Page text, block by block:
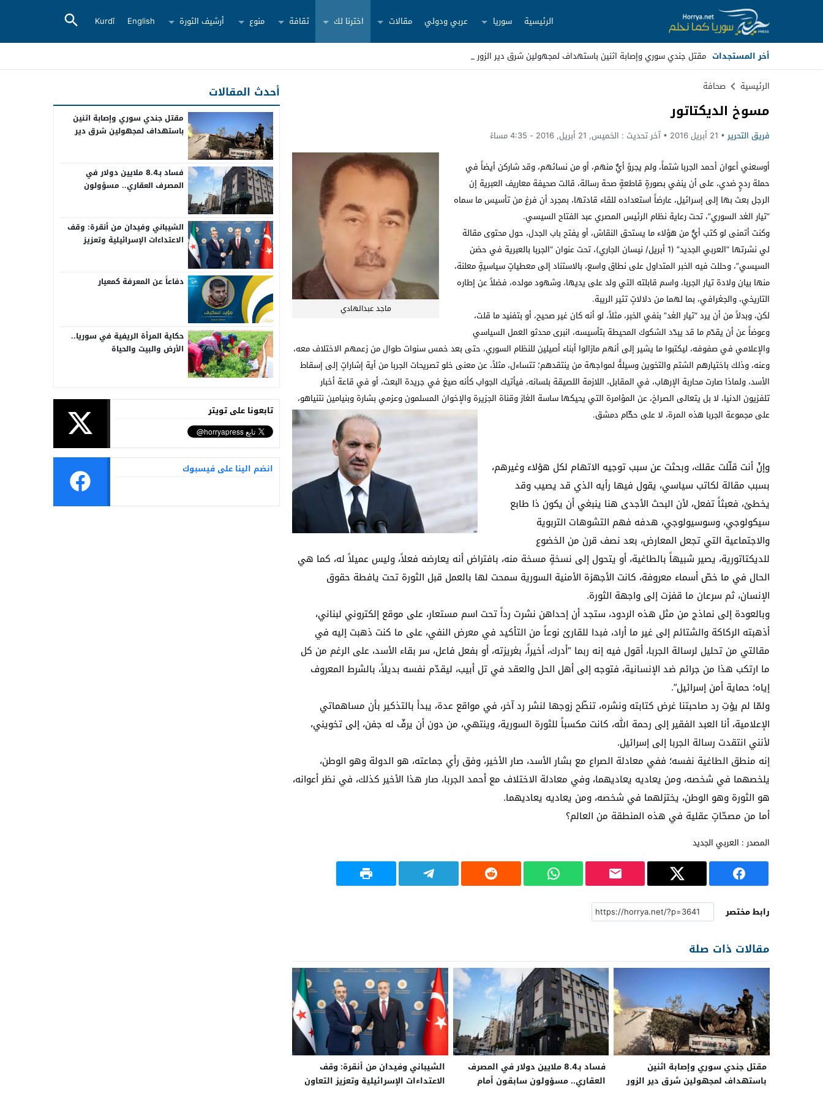
الرئيسية سوريا عربي ودولي مقالات اخترنا لك ثقافة منوع أرشيف الثورة English
Kurdî
أخر المستجدات مقتل جندي سوري وإصابة اثنين باستهداف لمجهولين شرق دير الزور
Stop
Previous
Next
الرئيسية صحافة
مسوخ الديكتاتور
فريق التحرير 21 أبريل 2016 آخر تحديث : الخميس, 21 أبريل, 2016 - 4:35 مساءً
ماجد عبدالهادي
أوسعني أعوان أحمد الجربا شتماً، ولم يجرؤ أيٌّ منهم، أو من نسائهم، وقد شاركن أيضاً في
حملة ردحٍ ضدي، على أن ينفي بصورةٍ قاطعةٍ صحة رسالة، قالت صحيفة معاريف العبرية إن
الرجل بعث بها إلى إسرائيل، عارضاً استعداده للقاء قادتها، بمجرد أن فرغ من تأسيس ما سماه
“تيار الغد السوري”، تحت رعاية نظام الرئيس المصري عبد الفتاح السيسي.
وكنت أتمنى لو كتب أيٌّ من هؤلاء ما يستحق النقاش، أو يفتح باب الجدل، حول محتوى مقالة
لي نشرتها “العربي الجديد” (1 أبريل/ نيسان الجاري)، تحت عنوان “الجربا بالعبرية في حضن
السيسي”، وحللت فيه الخبر المتداول على نطاق واسع، بالاستناد إلى معطياتٍ سياسيةٍ معلنة،
منها بيان ولادة تيار الجربا، واسم قابلته التي ولد على يديها، وشهود مولده، فضلاً عن إطاره
التاريخي، والجغرافي، بما لهما من دلالاتٍ تثير الريبة.
لكن، وبدلاً من أن يرد “تيار الغد” بنفي الخبر، مثلاً، لو أنه كان غير صحيح، أو بتفنيد ما قلت،
وعوضاً عن أن يقدّم ما قد يبدّد الشكوك المحيطة بتأسيسه، انبرى محدثو العمل السياسي
والإعلامي في صفوفه، ليكتبوا ما يشير إلى أنهم مازالوا أبناء أصيلين للنظام السوري، حتى بعد خمس سنوات طوال من زعمهم الاختلاف معه،
وعنه، وذلك باختيارهم الشتم والتخوين وسيلةً لمواجهة من ينتقدهم؛ تتساءل، مثلاً، عن معنى خلو تصريحات الجربا من أية إشاراتٍ إلى إسقاط
الأسد، ولماذا صارت محاربة الإرهاب، في المقابل، اللازمة اللصيقة بلسانه، فيأتيك الجواب كأنه صيغ في جريدة البعث، أو في قاعة أخبار
تلفزيون الدنيا، لا بل يتعالى الصراخ، عن المؤامرة التي يحيكها ساسة الغاز وقناة الجزيرة والإخوان المسلمون وعزمي بشارة وبنيامين نتنياهو،
على مجموعة الجربا هذه المرة، لا على حكّام دمشق.
وإنْ أنت قلّلت عقلك، وبحثت عن سبب توجيه الاتهام لكل هؤلاء وغيرهم،
بسبب مقالة لكاتب سياسي، يقول فيها رأيه الذي قد يصيب وقد
يخطئ، فعبثاً تفعل، لأن البحث الأجدى هنا ينبغي أن يكون ذا طابع
سيكولوجي، وسوسيولوجي، هدفه فهم التشوهات التربوية
والاجتماعية التي تجعل المعارض، بعد نصف قرن من الخضوع
للديكتاتورية، يصير شبيهاً بالطاغية، أو يتحول إلى نسخةٍ مسخة منه، بافتراض أنه يعارضه فعلاً، وليس عميلاً له، كما هي
الحال في ما خصّ أسماء معروفة، كانت الأجهزة الأمنية السورية سمحت لها بالعمل قبل الثورة تحت يافطة حقوق
الإنسان، ثم سرعان ما قفزت إلى واجهة الثورة.
وبالعودة إلى نماذج من مثل هذه الردود، ستجد أن إحداهن نشرت رداً تحت اسم مستعار، على موقع إلكتروني لبناني،
أذهبته الركاكة والشتائم إلى غير ما أراد، فبدا للقارئ نوعاً من التأكيد في معرض النفي، على ما كنت ذهبت إليه في
مقالتي من تحليل لرسالة الجربا، أقول فيه إنه ربما “أدرك، أخيراً، بغريزته، أو بفعل فاعل، سر بقاء الأسد، على الرغم من كل
ما ارتكب هذا من جرائم ضد الإنسانية، فتوجه إلى أهل الحل والعقد في تل أبيب، ليقدّم نفسه بديلاً، بالشرط المعروف
إياه؛ حماية أمن إسرائيل”.
ولمّا لم يؤتِ رد صاحبتنا غرض كتابته ونشره، تنطّح زوجها لنشر رد آخر، في مواقع عدة، يبدأ بالتذكير بأن مساهماتي
الإعلامية، أنا العبد الفقير إلى رحمة الله، كانت مكسباً للثورة السورية، وينتهي، من دون أن يرفّ له جفن، إلى تخويني،
لأنني انتقدت رسالة الجربا إلى إسرائيل.
إنه منطق الطاغية نفسه؛ ففي معادلة الصراع مع بشار الأسد، صار الأخير، وفق رأي جماعته، هو الدولة وهو الوطن،
يلخصهما في شخصه، ومن يعاديه يعاديهما، وفي معادلة الاختلاف مع أحمد الجربا، صار هذا الأخير كذلك، في نظر أعوانه،
هو الثورة وهو الوطن، يختزلهما في شخصه، ومن يعاديه يعاديهما.
أما من مصحّاتٍ عقلية في هذه المنطقة من العالم؟
المصدر : العربي الجديد
رابط مختصر
مقالات ذات صلة
مقتل جندي سوري وإصابة اثنين
باستهداف لمجهولين شرق دير الزور
فساد بـ8.4 ملايين دولار في المصرف
العقاري.. مسؤولون سابقون أمام
الشيباني وفيدان من أنقرة: وقف
الاعتداءات الإسرائيلية وتعزيز التعاون
أحدث المقالات
مقتل جندي سوري وإصابة اثنين
باستهداف لمجهولين شرق دير
فساد بـ8.4 ملايين دولار في
المصرف العقاري.. مسؤولون
الشيباني وفيدان من أنقرة: وقف
الاعتداءات الإسرائيلية وتعزيز
دفاعاً عن المعرفة كمعيار
حكاية المرأة الريفية في سوريا..
الأرض والبيت والحياة
انضم الينا على فيسبوك
تابعونا على تويتر